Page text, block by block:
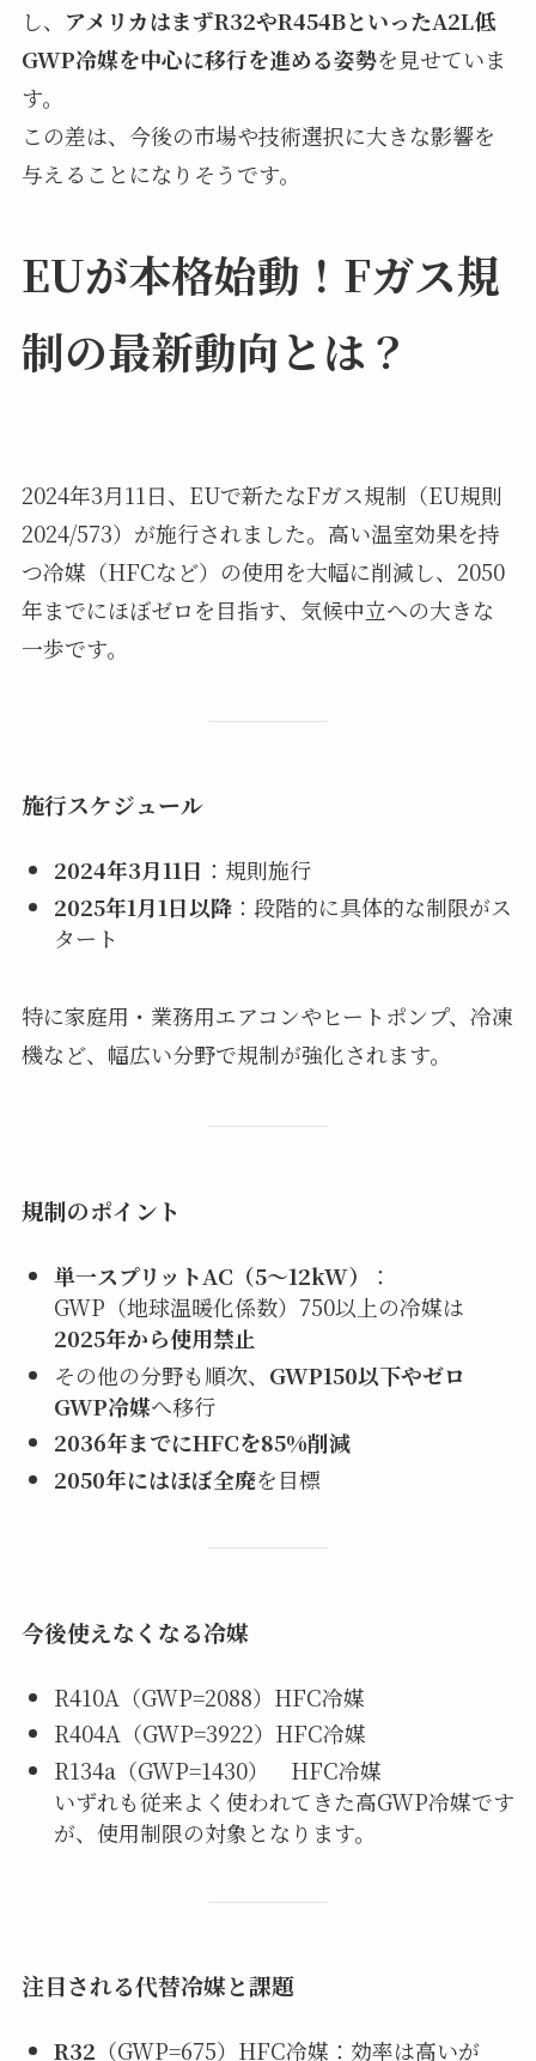
し、 アメリカはまずR32やR454BといったA2L低
GWP冷媒を中心に移行を進める姿勢を見せていま
す。
この差は、今後の市場や技術選択に大きな影響を
与えることになりそうです。
EUが本格始動！Fガス規
制の最新動向とは？
2024年3月11日、EUで新たなFガス規制（EU規則
2024/573）が施行されました。高い温室効果を持
つ冷媒（HFCなど）の使用を大幅に削減し、2050
年までにほぼゼロを目指す、気候中立への大きな
一歩です。
施行スケジュール
2024年3月11日 ：規則施行
2025年1月1日以降：段階的に具体的な制限がス
タート
特に家庭用・業務用エアコンやヒートポンプ、冷凍
機など、幅広い分野で規制が強化されます。
規制のポイント
単一スプリットAC（5〜12kW）
：
GWP（地球温暖化係数）750以上の冷媒は
2025年から使用禁止
その他の分野も順次、 GWP150以下やゼロ
GWP冷媒へ移行
2036年までにHFCを85%削減
2050年にはほぼ全廃を目標
今後使えなくなる冷媒
R410A（GWP=2088）HFC冷媒
R404A（GWP=3922）HFC冷媒
R134a（GWP=1430） HFC冷媒
いずれも従来よく使われてきた高GWP冷媒です
が、使用制限の対象となります。
注目される代替冷媒と課題
R32 （GWP=675）HFC冷媒：効率は高いが